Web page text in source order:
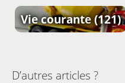
Vie courante(121)
D’autres articles ?